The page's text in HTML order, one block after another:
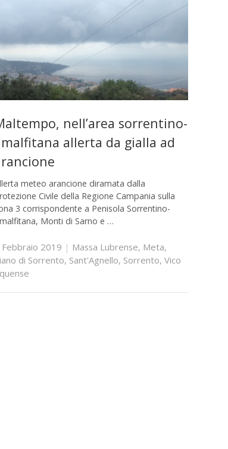
nell’area sorrentino-
allerta da gialla ad
meteo arancione diramata dalla
Civile della Regione Campania sulla
3 corrispondente a Penisola Sorrentino-
Monti di Sarno e …
Febbraio 2019 | Massa Lubrense, Meta,
di Sorrento, Sant'Agnello, Sorrento, Vico